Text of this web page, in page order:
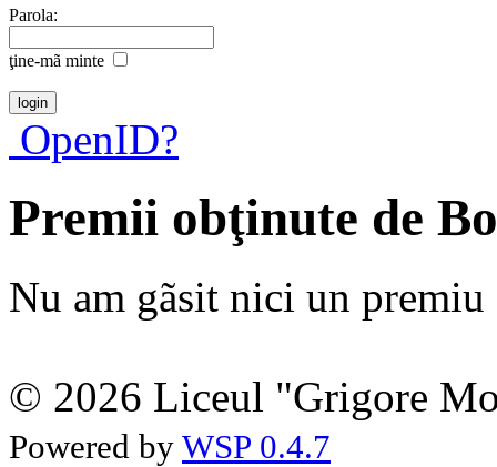
Parola:
ţine-mã minte
OpenID?
Premii obţinute de
Nu am gãsit nici un premiu
© 2026 Liceul "Grigore
Powered by WSP 0.4.7